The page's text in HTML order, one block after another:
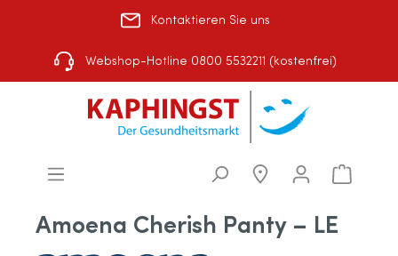
Kontaktieren Sie uns
Webshop-Hotline 0800 5532211 (kostenfrei)
Amoena Cherish Panty – LE